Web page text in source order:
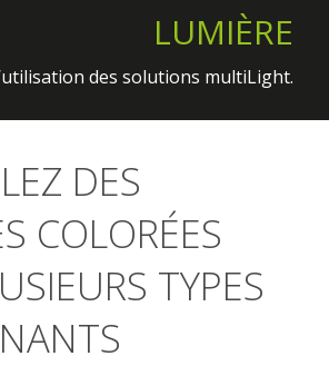
LUMIÈRE
des solutions multiLight.
LUMIÈRE
des solutions multiLight.
DES
COLORÉES
TYPES